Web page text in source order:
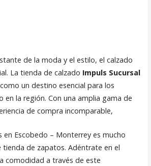
de la moda y el estilo, el calzado
La tienda de calzado Impuls Sucursal
un destino esencial para los
en la región. Con una amplia gama de
de compra incomparable,
en Escobedo – Monterrey es mucho
tienda de zapatos. Adéntrate en el
comodidad a través de este